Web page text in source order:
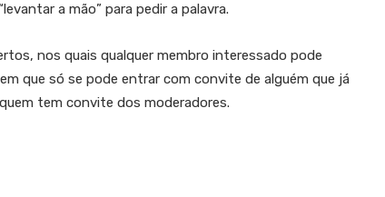
a mão” para pedir a palavra.
nos quais qualquer membro interessado pode
que só se pode entrar com convite de alguém que já
tem convite dos moderadores.